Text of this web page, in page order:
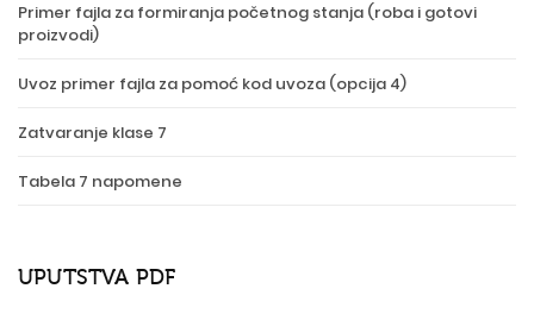
Primer fajla za formiranja početnog stanja (roba i gotovi
proizvodi)
Uvoz primer fajla za pomoć kod uvoza (opcija 4)
Zatvaranje klase 7
Tabela 7 napomene
UPUTSTVA PDF